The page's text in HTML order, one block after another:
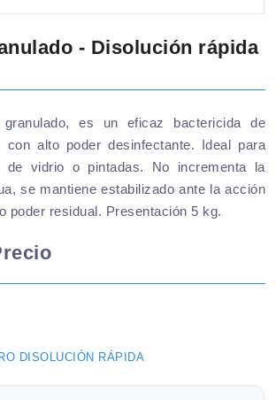
- Disolución rápida
es un eficaz bactericida de
con alto poder desinfectante. Ideal para
de vidrio o pintadas. No incrementa la
se mantiene estabilizado ante la acción
poder residual. Presentación 5 kg.
DISOLUCIÓN RÁPIDA